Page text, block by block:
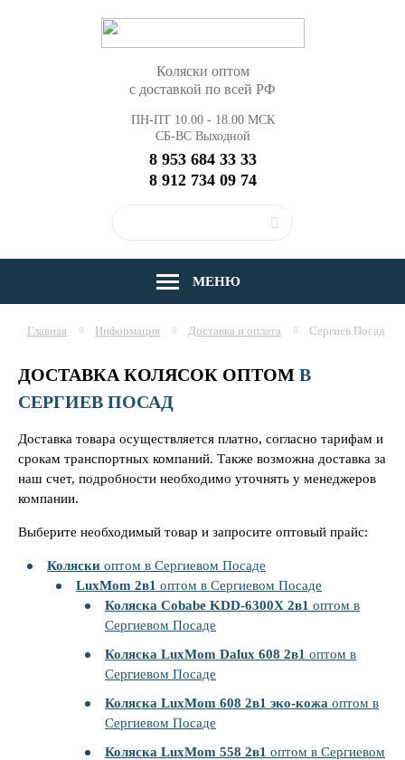
Коляски оптом
с доставкой по всей РФ
ПН-ПТ 10.00 - 18.00 МСК
СБ-ВС Выходной
8 953 684 33 33
8 912 734 09 74
МЕНЮ
Главная Информация Доставка и оплата Сергиев Посад
ДОСТАВКА КОЛЯСОК ОПТОМ В
СЕРГИЕВ ПОСАД
Доставка товара осуществляется платно, согласно тарифам и
срокам транспортных компаний. Также возможна доставка за
наш счет, подробности необходимо уточнять у менеджеров
компании.
Выберите необходимый товар и запросите оптовый прайс:
Коляски оптом в Сергиевом Посаде
LuxMom 2в1 оптом в Сергиевом Посаде
Коляска Cobabe KDD-6300X 2в1 оптом в
Сергиевом Посаде
Коляска LuxMom Dalux 608 2в1 оптом в
Сергиевом Посаде
Коляска LuxMom 608 2в1 эко-кожа оптом в
Сергиевом Посаде
Коляска LuxMom 558 2в1 оптом в Сергиевом